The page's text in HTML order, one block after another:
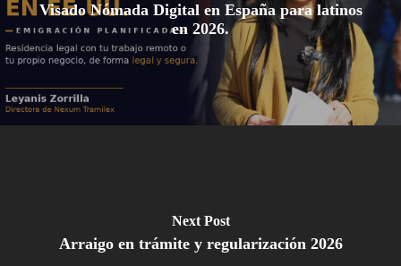
Visado Nómada Digital en España para latinos
en 2026.
Next Post
Arraigo en trámite y regularización 2026